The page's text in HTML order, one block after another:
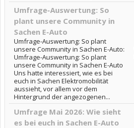
Umfrage-Auswertung: So
plant unsere Community in
Sachen E-Auto
Umfrage-Auswertung: So plant
unsere Community in Sachen E-Auto:
Umfrage-Auswertung: So plant
unsere Community in Sachen E-Auto
Uns hatte interessiert, wie es bei
euch in Sachen Elektromobilität
aussieht, vor allem vor dem
Hintergrund der angezogenen...
Umfrage Mai 2026: Wie sieht
es bei euch in Sachen E-Auto